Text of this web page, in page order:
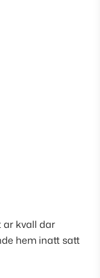
ar kvall dar
hem inatt satt